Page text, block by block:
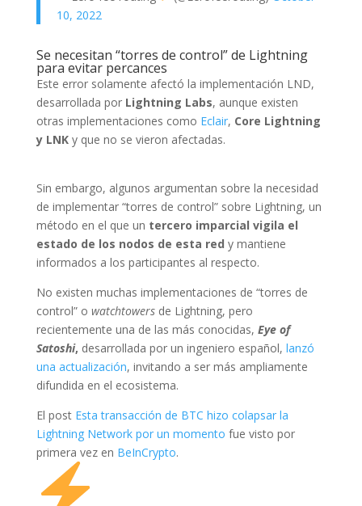
10, 2022
Se necesitan “torres de control” de Lightning
para evitar percances
Este error solamente afectó la implementación LND,
desarrollada por Lightning Labs, aunque existen
otras implementaciones como Eclair, Core Lightning
y LNKy que no se vieron afectadas.
Sin embargo, algunos argumentan sobre la necesidad
de implementar “torres de control” sobre Lightning, un
método en el que un tercero imparcial vigila el
estado de los nodos de esta red y mantiene
informados a los participantes al respecto.
No existen muchas implementaciones de “torres de
control” o watchtowersde Lightning, pero
recientemente una de las más conocidas, Eye of
Satoshi, desarrollada por un ingeniero español, lanzó
una actualización, invitando a ser más ampliamente
difundida en el ecosistema.
El post Esta transacción de BTC hizo colapsar la
Lightning Network por un momento fue visto por
primera vez en BeInCrypto.